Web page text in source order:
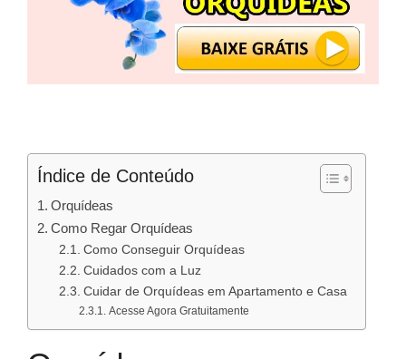
Índice de Conteúdo
Orquídeas
Como Regar Orquídeas
Como Conseguir Orquídeas
Cuidados com a Luz
Cuidar de Orquídeas em Apartamento e Casa
Acesse Agora Gratuitamente